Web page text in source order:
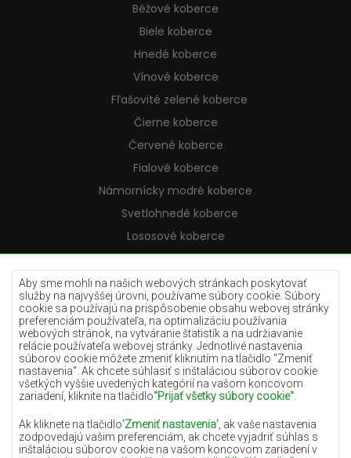
Aby sme mohli na našich webových stránkach poskytovať
služby na najvyššej úrovni, používame súbory cookie. Súbory
cookie sa používajú na prispôsobenie obsahu webovej stránky
preferenciám používateľa, na optimalizáciu používania
webových stránok, na vytváranie štatistík a na udržiavanie
relácie používateľa webovej stránky. Jednotlivé nastavenia
súborov cookie môžete zmeniť kliknutím na tlačidlo "Zmeniť
nastavenia". Ak chcete súhlasiť s inštaláciou súborov cookie
všetkých vyššie uvedených kategórií na vašom koncovom
zariadení, kliknite na tlačidlo"Prijať všetky súbory cookie"
Ak kliknete na tlačidlo'Zmeniť nastavenia' , ak vaše nastavenia
zodpovedajú vašim preferenciám, ak chcete vyjadriť súhlas s
inštaláciou súborov cookie na vašom koncovom zariadení v
Béžové koberce
Biele koberce
Hnedé koberce
Vínové koberce
Fľašovité zelené koberce
Čierne koberce
Červené koberce
Fialové koberce
Námornícky modré koberce
Svetlohnedé koberce
Lososové koberce
Krémové koberce
Lilac koberce
Žlté koberce
Mätové koberce
Modré koberce
Oranžové koberce
Ružové koberce
Šedé koberce
Terakotové koberce